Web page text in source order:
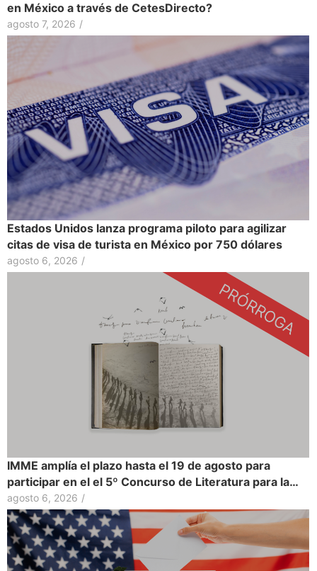
en México a través de CetesDirecto?
agosto 7, 2026 /
Estados Unidos lanza programa piloto para agilizar
citas de visa de turista en México por 750 dólares
agosto 6, 2026 /
IMME amplía el plazo hasta el 19 de agosto para
participar en el el 5º Concurso de Literatura para la…
agosto 6, 2026 /